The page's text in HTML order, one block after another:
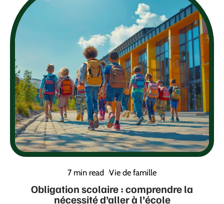
7 min read Vie de famille
Obligation scolaire : comprendre la
nécessité d’aller à l’école